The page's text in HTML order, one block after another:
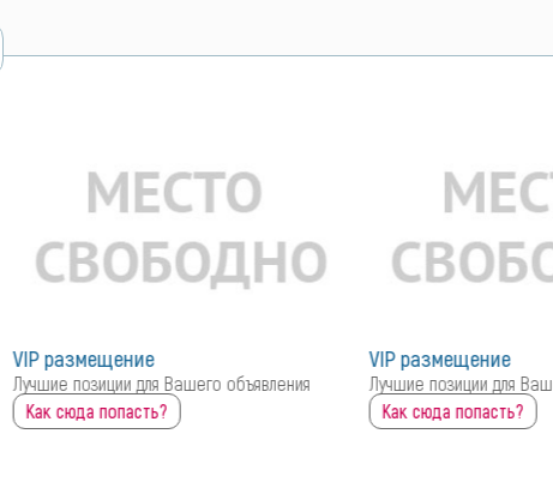
VIP размещение
Лучшие позиции для Вашего объявления
Как сюда попасть?
Инструмент Центр.ру